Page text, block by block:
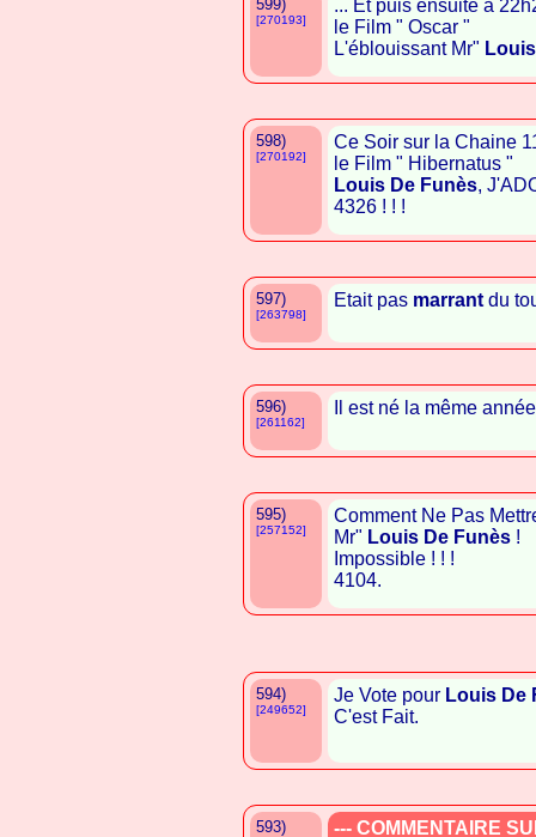
599)
[270193]
... Et puis ensuite à
le Film " Oscar "
L'éblouissant Mr"
598)
[270192]
Ce Soir sur la Chaine
le Film " Hibernatus "
Louis De Funès,
4326 ! ! !
597)
[263798]
Etait pas marrant du
596)
[261162]
Il est né la même
595)
[257152]
Comment Ne Pas
Mr" Louis De Funès !
Impossible ! ! !
4104.
594)
[249652]
Je Vote pour Louis De
C'est Fait.
593) --- COMMENTAIRE